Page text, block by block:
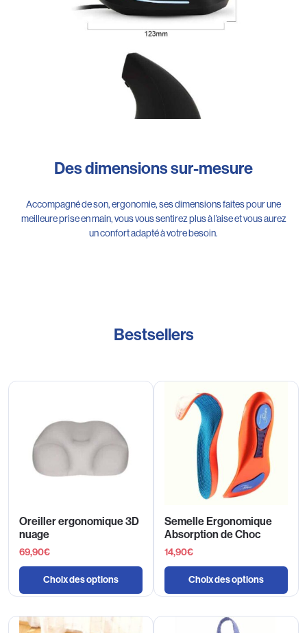
Des dimensions sur-mesure
Accompagné de son, ergonomie, ses dimensions faites pour une
meilleure prise en main, vous vous sentirez plus à l’aise et vous aurez
un confort adapté à votre besoin.
Bestsellers
Oreiller ergonomique 3D
nuage
69,90€
Choix des options
Semelle Ergonomique
Absorption de Choc
14,90€
Choix des options